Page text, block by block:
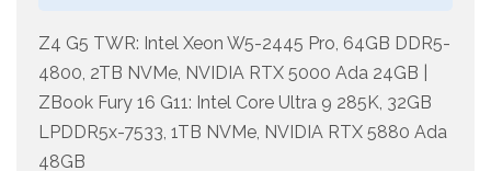
Z4 G5 TWR: Intel Xeon W5-2445 Pro, 64GB DDR5-
4800, 2TB NVMe, NVIDIA RTX 5000 Ada 24GB |
ZBook Fury 16 G11: Intel Core Ultra 9 285K, 32GB
LPDDR5x-7533, 1TB NVMe, NVIDIA RTX 5880 Ada
48GB